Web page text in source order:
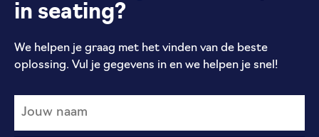
in seating?
We helpen je graag met het vinden van de beste
oplossing. Vul je gegevens in en we helpen je snel!